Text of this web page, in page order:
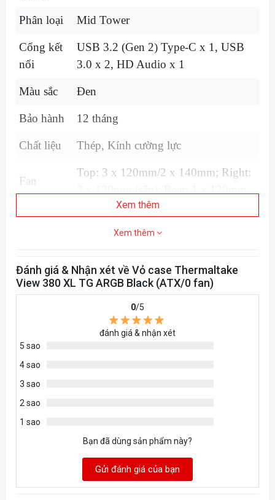
Phân loại Mid Tower
Cổng kết
nối
USB 3.2 (Gen 2) Type-C x 1, USB
3.0 x 2, HD Audio x 1
Màu sắc Đen
Bảo hành 12 tháng
Chất liệu Thép, Kính cường lực
Fan
support
Top: 3 x 120mm/2 x 140mm; Right:
(sẵn); Bottom: 3 x 120mm
Mainboard
hỗ trợ
Mini ITX, Micro ATX, ATX
Xem thêm
Xem thêm
Đánh giá & Nhận xét về Vỏ case Thermaltake
View 380 XL TG ARGB Black (ATX/0 fan)
0/5
đánh giá & nhận xét
5 sao
4 sao
3 sao
2 sao
1 sao
Bạn đã dùng sản phẩm này?
Gửi đánh giá của bạn